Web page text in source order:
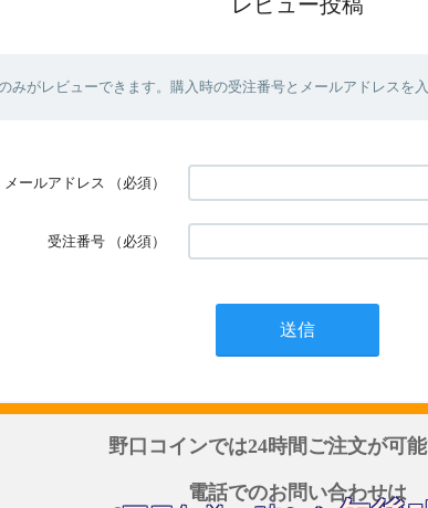
みがレビューできます。購入時の受注番号とメールアドレスを入
メールアドレス （必須）
受注番号 （必須）
野口コインでは24時間ご注文が可能
電話でのお問い合わせは